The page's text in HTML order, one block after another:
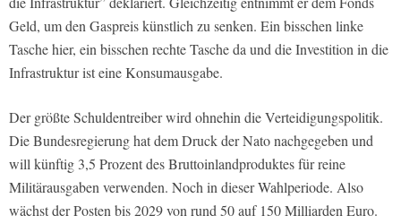
Geld, um den Gaspreis künstlich zu senken. Ein bisschen linke
Tasche hier, ein bisschen rechte Tasche da und die Investition in die
Infrastruktur ist eine Konsumausgabe.
Der größte Schuldentreiber wird ohnehin die Verteidigungspolitik.
Die Bundesregierung hat dem Druck der Nato nachgegeben und
will künftig 3,5 Prozent des Bruttoinlandproduktes für reine
Militärausgaben verwenden. Noch in dieser Wahlperiode. Also
wächst der Posten bis 2029 von rund 50 auf 150 Milliarden Euro.